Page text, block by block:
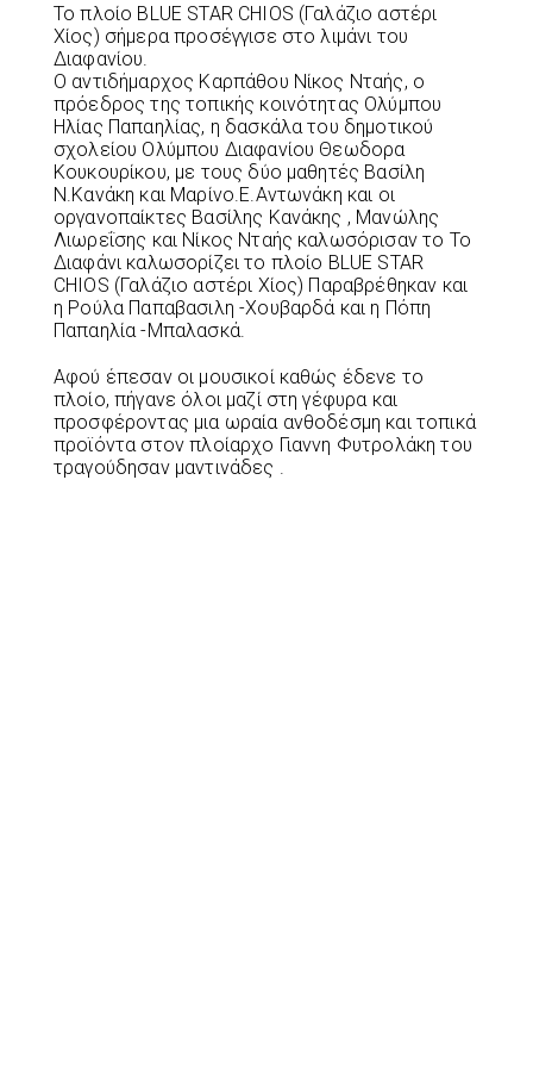
Το πλοίο BLUE STAR CHIOS (Γαλάζιο αστέρι
Χίος) σήμερα προσέγγισε στο λιμάνι του
Διαφανίου.
Ο αντιδήμαρχος Καρπάθου Νίκος Νταής, ο
πρόεδρος της τοπικής κοινότητας Ολύμπου
Ηλίας Παπαηλίας, η δασκάλα του δημοτικού
σχολείου Ολύμπου Διαφανίου Θεωδορα
Κουκουρίκου, με τους δύο μαθητές Βασίλη
Ν.Κανάκη και Μαρίνο.Ε.Αντωνάκη και οι
οργανοπαίκτες Βασίλης Κανάκης , Μανώλης
Λιωρεΐσης και Νίκος Νταής καλωσόρισαν το Το
Διαφάνι καλωσορίζει το πλοίο BLUE STAR
CHIOS (Γαλάζιο αστέρι Χίος) Παραβρέθηκαν και
η Ρούλα Παπαβασιλη -Χουβαρδά και η Πόπη
Παπαηλία -Μπαλασκά.
Αφού έπεσαν οι μουσικοί καθώς έδενε το
πλοίο, πήγανε όλοι μαζί στη γέφυρα και
προσφέροντας μια ωραία ανθοδέσμη και τοπικά
προϊόντα στον πλοίαρχο Γιαννη Φυτρολάκη του
τραγούδησαν μαντινάδες .